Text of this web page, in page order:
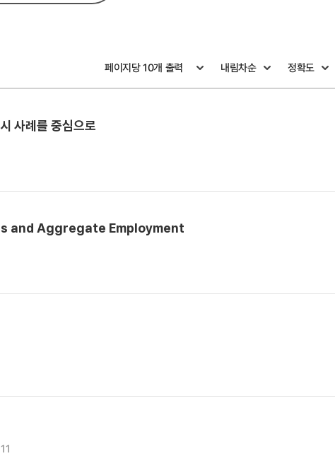
사례를 중심으로
and Aggregate Employment